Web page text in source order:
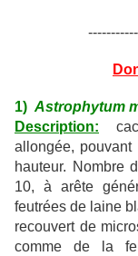
1) Astrophytum
Description:
allongée,
hauteur. Nombre
10, à arête
feutrées de laine
recouvert de
comme de la